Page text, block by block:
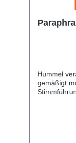
Hummel
gemäßigt